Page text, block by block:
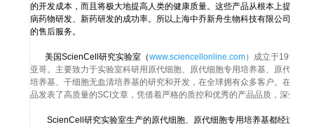
的开发成本，而且将极大地提高人类的健康质量。这些产品从根本上提高了
病药物研发、新药研发的成功率。所以上海中乔新舟生物科技有限公司致力
的售后服务。
美国ScienCell研究实验室（www.sciencellonline.com）成立于1999年
亚哥。主要致力于实验室科研用原代细胞、原代细胞专用培养基、原代细胞
培养基、干细胞无血清培养基的研究和开发，在全球拥有众多客户。在国内
品发表了高质量的SCI文章，凭借着严格的质控和优秀的产品品质，深受广
ScienCell研究实验室生产的原代细胞、原代细胞专用培养基都经过了严